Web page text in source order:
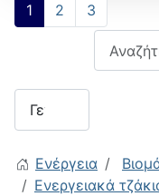
1 2 3
Ενέργεια
Ενεργειακά